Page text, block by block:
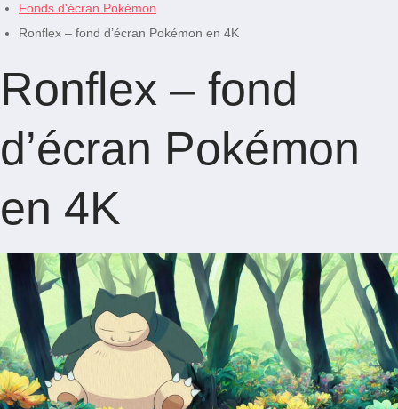
Fonds d'écran Pokémon
Ronflex – fond d’écran Pokémon en 4K
Ronflex – fond
d’écran Pokémon
en 4K